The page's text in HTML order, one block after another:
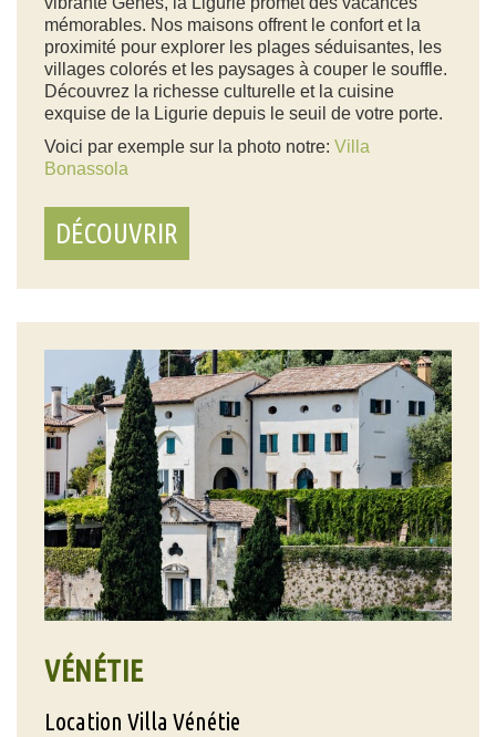
mémorables. Nos maisons offrent le confort et la
proximité pour explorer les plages séduisantes, les
villages colorés et les paysages à couper le souffle.
Découvrez la richesse culturelle et la cuisine
exquise de la Ligurie depuis le seuil de votre porte.
Voici par exemple sur la photo notre: Villa
Bonassola
DÉCOUVRIR
VÉNÉTIE
Location Villa Vénétie